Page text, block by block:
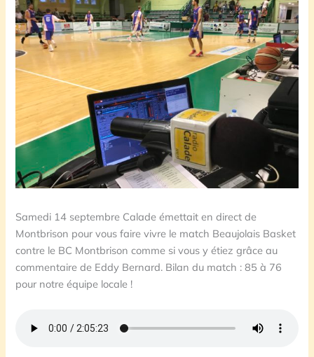
Samedi 14 septembre Calade émettait en direct de
Montbrison pour vous faire vivre le match Beaujolais Basket
contre le BC Montbrison comme si vous y étiez grâce au
commentaire de Eddy Bernard. Bilan du match : 85 à 76
pour notre équipe locale !